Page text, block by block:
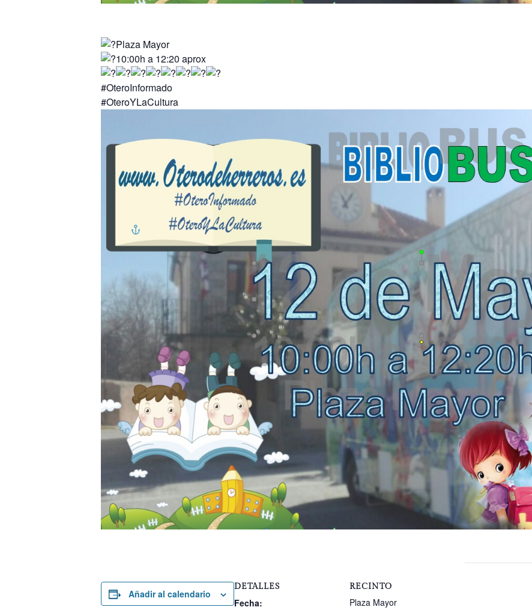
Plaza Mayor
10:00h a 12:20 aprox
#OteroInformado
#OteroYLaCultura
Añadir al calendario
DETALLES
Fecha:
RECINTO
Plaza Mayor